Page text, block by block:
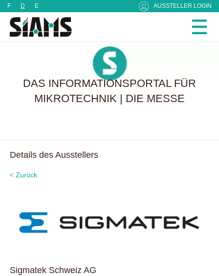
F D E AUSSTELLER LOGIN
DAS INFORMATIONSPORTAL FÜR
MIKROTECHNIK | DIE MESSE
Details des Ausstellers
< Zurück
Sigmatek Schweiz AG
Cookie-Einstellungen